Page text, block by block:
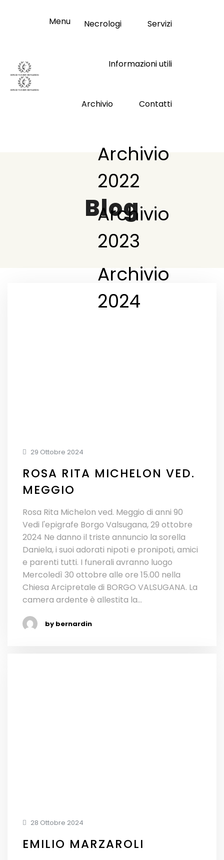
Menu Necrologi Servizi
Informazioni utili
Archivio
Archivio
2022
Archivio
2023
Archivio
2024
Contatti
Blog
29 Ottobre 2024
ROSA RITA MICHELON VED.
MEGGIO
Rosa Rita Michelon ved. Meggio di anni 90
Vedi l'epigrafe Borgo Valsugana, 29 ottobre
2024 Ne danno il triste annuncio la sorella
Daniela, i suoi adorati nipoti e pronipoti, amici
e parenti tutti. I funerali avranno luogo
Mercoledì 30 ottobre alle ore 15.00 nella
Chiesa Arcipretale di BORGO VALSUGANA. La
camera ardente è allestita la...
by bernardin
28 Ottobre 2024
EMILIO MARZAROLI